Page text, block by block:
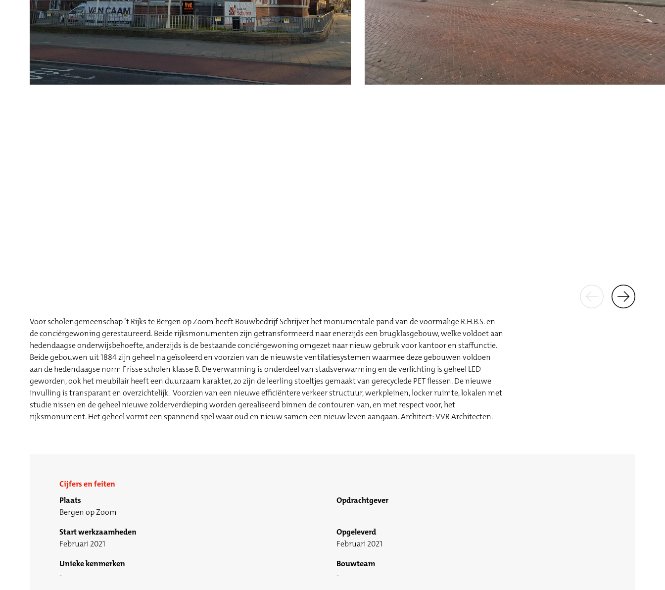
Voor scholengemeenschap ’t Rijks te Bergen op Zoom heeft Bouwbedrijf Schrijver het monumentale pand van de voormalige R.H.B.S. en
de conciërgewoning gerestaureerd. Beide rijksmonumenten zijn getransformeerd naar enerzijds een brugklasgebouw, welke voldoet aan
hedendaagse onderwijsbehoefte, anderzijds is de bestaande conciërgewoning omgezet naar nieuw gebruik voor kantoor en staffunctie.
Beide gebouwen uit 1884 zijn geheel na geïsoleerd en voorzien van de nieuwste ventilatiesystemen waarmee deze gebouwen voldoen
aan de hedendaagse norm Frisse scholen klasse B. De verwarming is onderdeel van stadsverwarming en de verlichting is geheel LED
geworden, ook het meubilair heeft een duurzaam karakter, zo zijn de leerling stoeltjes gemaakt van gerecyclede PET flessen. De nieuwe
invulling is transparant en overzichtelijk. Voorzien van een nieuwe efficiëntere verkeer structuur, werkpleinen, locker ruimte, lokalen met
studie nissen en de geheel nieuwe zolderverdieping worden gerealiseerd binnen de contouren van, en met respect voor, het
rijksmonument. Het geheel vormt een spannend spel waar oud en nieuw samen een nieuw leven aangaan. Architect: VVR Architecten.
Cijfers en feiten
Plaats
Bergen op Zoom
Opdrachtgever
Start werkzaamheden
Februari 2021
Opgeleverd
Februari 2021
Unieke kenmerken
Bouwteam